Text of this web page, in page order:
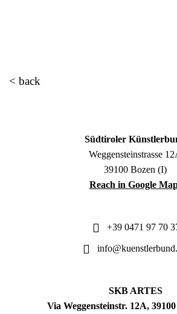
< back
Südtiroler
Weggensteinstrasse
39100 Bozen (I)
Reach in Google
+39 0471 97 70
SKB ARTES
Via Weggensteinstr. 12A,